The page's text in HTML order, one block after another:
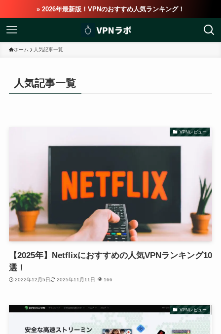
» 2026年最新版！VPNのおすすめ人気ランキング！
ホーム 人気記事一覧
人気記事一覧
VPNレビュー
【2025年】Netflixにおすすめの人気VPNランキング10
選！
2022年12月5日 2025年11月11日 166
VPNレビュー